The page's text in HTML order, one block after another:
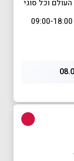
וכל סוגי
המקום פתוח לאורחים שלנו בין השעות 09:00-18:00